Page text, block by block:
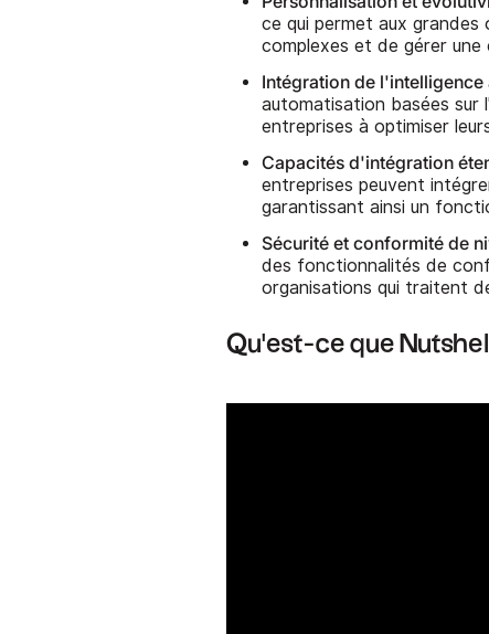
ce qui permet aux
complexes et de gérer
Intégration de
automatisation basées sur
entreprises à optimiser
Capacités d'intégration
entreprises peuvent
garantissant ainsi un
Sécurité et conformité de
des fonctionnalités de
organisations qui traitent
Qu'est-ce que